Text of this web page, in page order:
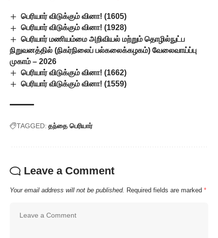
பெரியார் விடுக்கும் வினா! (1605)
பெரியார் விடுக்கும் வினா! (1928)
பெரியார் மணியம்மை அறிவியல் மற்றும் தொழில்நுட்ப
நிறுவனத்தில் (நிகர்நிலைப் பல்கலைக்கழகம்) வேலைவாய்ப்பு
முகாம் – 2026
பெரியார் விடுக்கும் வினா! (1662)
பெரியார் விடுக்கும் வினா! (1559)
TAGGED: தந்தை பெரியார்
Leave a Comment
Your email address will not be published. Required fields are marked *